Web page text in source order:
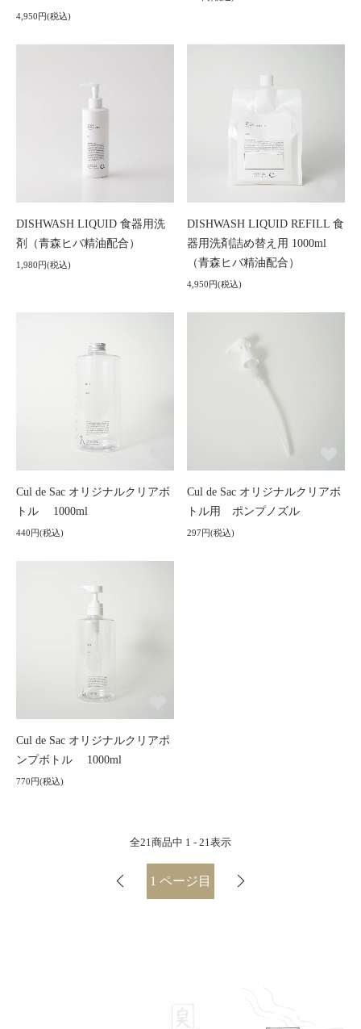
4,950円(税込)
DISHWASH LIQUID 食器用洗
剤（青森ヒバ精油配合）
1,980円(税込)
DISHWASH LIQUID REFILL 食
器用洗剤詰め替え用 1000ml
（青森ヒバ精油配合）
4,950円(税込)
Cul de Sac オリジナルクリアボ
トル 1000ml
440円(税込)
Cul de Sac オリジナルクリアボ
トル用 ポンプノズル
297円(税込)
Cul de Sac オリジナルクリアポ
ンプボトル 1000ml
770円(税込)
全21商品中 1 - 21表示
1 ページ目